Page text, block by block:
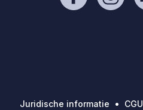
Juridische informatie CGU